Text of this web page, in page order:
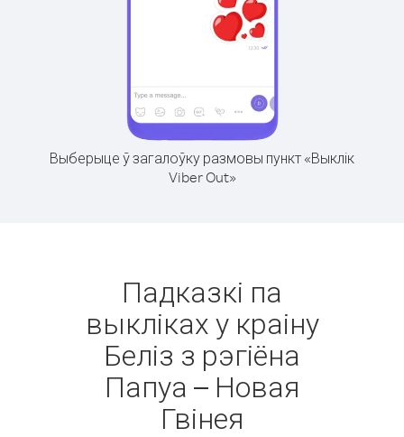
Выберыце ў загалоўку размовы пункт «Выклік
Viber Out»
Падказкі па
выкліках у краіну
Беліз з рэгіёна
Папуа – Новая
Гвінея